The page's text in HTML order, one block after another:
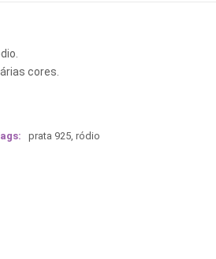
cores.
prata 925, ródio